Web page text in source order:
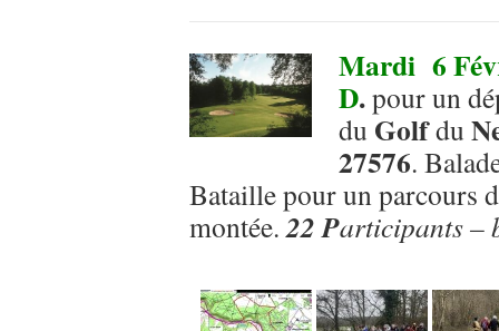
Mardi 6
D.pour un
duGolfdu
27576.
Bataille pour un parcours
montée.22 Participants –